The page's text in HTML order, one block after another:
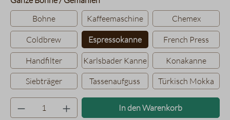
Bohne
Kaffeemaschine Chemex
Coldbrew Espressokanne French Press
Handfilter Karlsbader Kanne
Konakanne
Siebträger
Tassenaufguss Türkisch Mokka
Produkt Anzahl: Gib den
In den Warenkorb